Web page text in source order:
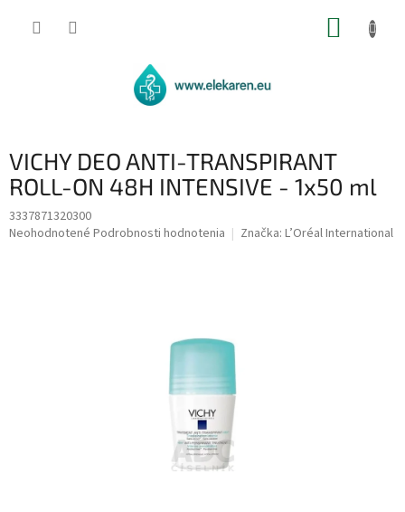
VICHY DEO ANTI-TRANSPIRANT
ROLL-ON 48H INTENSIVE - 1x50 ml
3337871320300
Priemerné
Neohodnotené Podrobnosti hodnotenia Značka: L’Oréal International